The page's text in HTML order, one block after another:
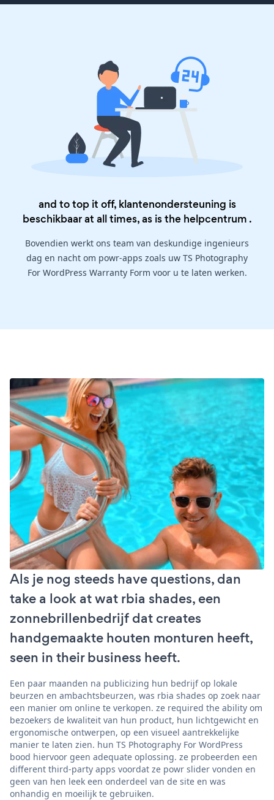
and to top it off, klantenondersteuning is
beschikbaar at all times, as is the helpcentrum .
Bovendien werkt ons team van deskundige ingenieurs
dag en nacht om powr-apps zoals uw TS Photography
For WordPress Warranty Form voor u te laten werken.
Als je nog steeds have questions, dan
take a look at wat rbia shades, een
zonnebrillenbedrijf dat creates
handgemaakte houten monturen heeft,
seen in their business heeft.
Een paar maanden na publicizing hun bedrijf op lokale
beurzen en ambachtsbeurzen, was rbia shades op zoek naar
een manier om online te verkopen. ze required the ability om
bezoekers de kwaliteit van hun product, hun lichtgewicht en
ergonomische ontwerpen, op een visueel aantrekkelijke
manier te laten zien. hun TS Photography For WordPress
bood hiervoor geen adequate oplossing. ze probeerden een
different third-party apps voordat ze powr slider vonden en
geen van hen leek een onderdeel van de site en was
onhandig en moeilijk te gebruiken.